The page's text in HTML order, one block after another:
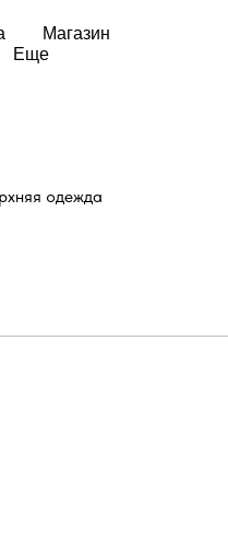
Магазин
Еще
одежда